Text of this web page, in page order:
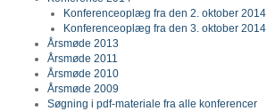
Konferenceoplæg fra den 2. oktober 2014
Konferenceoplæg fra den 3. oktober 2014
Årsmøde 2013
Årsmøde 2011
Årsmøde 2010
Årsmøde 2009
Søgning i pdf-materiale fra alle konferencer